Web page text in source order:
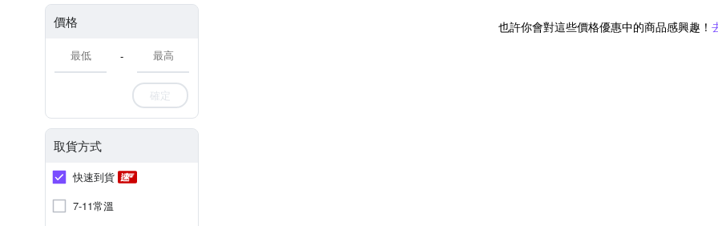
價格
-
確定
取貨方式
快速到貨
7-11常溫
也許你會對這些價格優惠中的商品感興趣！